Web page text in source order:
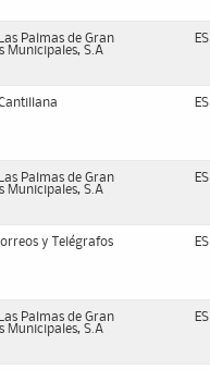
Palmas de Gran
Municipales, S.A
ES
ES
Palmas de Gran
Municipales, S.A
ES
y Telégrafos ES
Palmas de Gran
Municipales, S.A
ES